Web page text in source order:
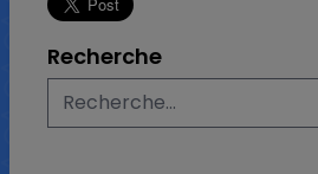
Recherche